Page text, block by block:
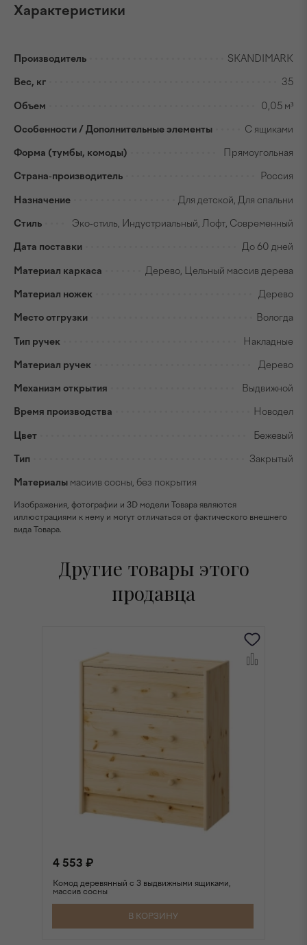
Характеристики
Производитель SKANDIMARK
Вес, кг 35
Объем 0,05 м³
Особенности / Дополнительные элементы С ящиками
Форма (тумбы, комоды) Прямоугольная
Страна-производитель Россия
Назначение Для детской, Для спальни
Стиль Эко-стиль, Индустриальный, Лофт, Современный
Дата поставки До 60 дней
Материал каркаса Дерево, Цельный массив дерева
Материал ножек Дерево
Место отгрузки Вологда
Тип ручек Накладные
Материал ручек Дерево
Механизм открытия Выдвижной
Время производства Новодел
Цвет Бежевый
Тип Закрытый
Материалы масиив сосны, без покрытия
Изображения, фотографии и 3D модели Товара являются
иллюстрациями к нему и могут отличаться от фактического внешнего
вида Товара.
Другие товары этого
продавца
4 553 ₽
Комод деревянный с 3 выдвижными ящиками,
массив сосны
В КОРЗИНУ